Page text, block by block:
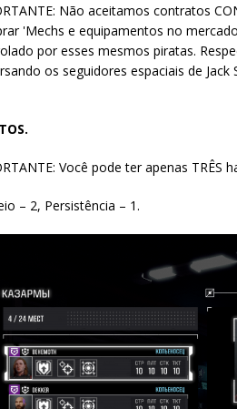
Não aceitamos contratos
'Mechs e equipamentos no
por esses mesmos piratas.
os seguidores espaciais de
Você pode ter apenas TRÊS
– 2, Persistência – 1.